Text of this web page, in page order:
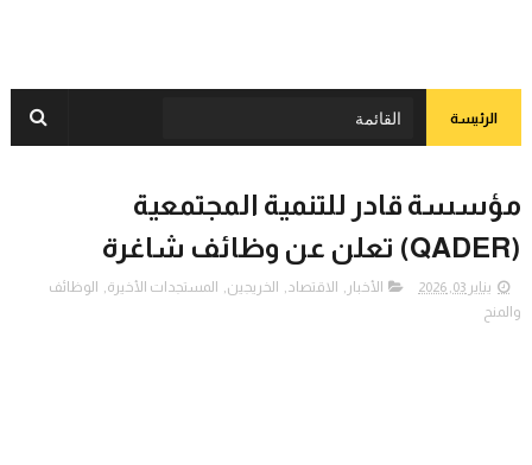
الرئيسة
مؤسسة قادر للتنمية المجتمعية
(QADER) تعلن عن وظائف شاغرة
يناير 03, 2026 الأخبار , الاقتصاد, الخريجين, المستجدات الأخيرة,
الوظائف
والمنح